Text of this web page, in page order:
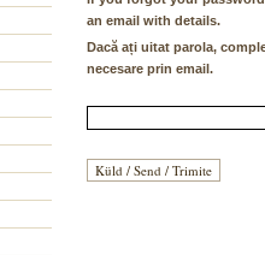
an email with details.
Dacă ați uitat parola,
necesare prin email.